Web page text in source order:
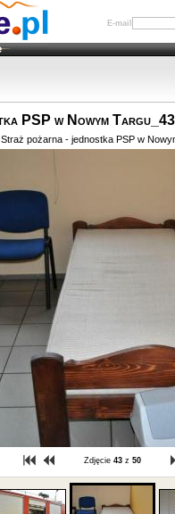
E-mail
PSP w Nowym Targu_43
Straż pożarna - jednostka PSP w
Zdjęcie 43z 50